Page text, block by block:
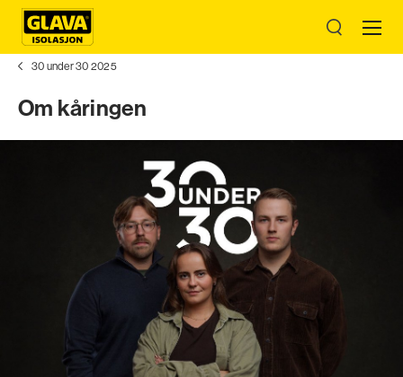
30 under 30 2025
Om kåringen